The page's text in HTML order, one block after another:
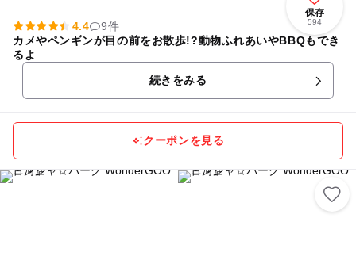
保存
594
4.4
9件
カメやペンギンが目の前をお散歩!?動物ふれあいやBBQもでき
るよ
続きをみる
クーポンを見る